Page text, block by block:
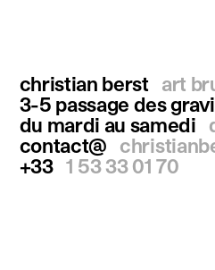
christian berst
art
3-5 passage des
du mardi au samedi
contact@
+33 1 53 33 01 70